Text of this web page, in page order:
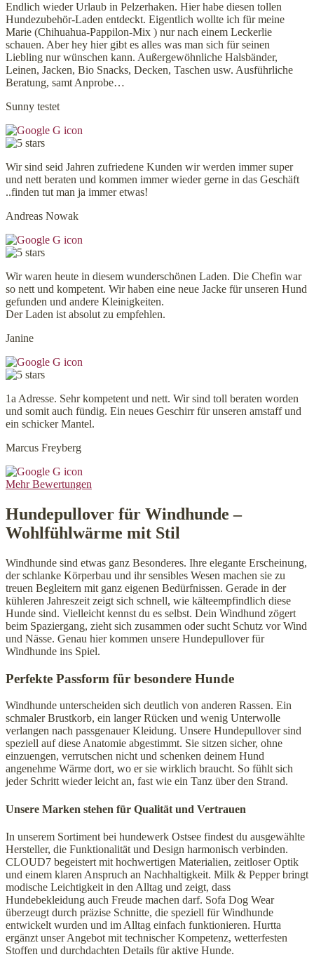
Endlich wieder Urlaub in Pelzerhaken. Hier habe diesen tollen
Hundezubehör-Laden entdeckt. Eigentlich wollte ich für meine
Marie (Chihuahua-Pappilon-Mix ) nur nach einem Leckerlie
schauen. Aber hey hier gibt es alles was man sich für seinen
Liebling nur wünschen kann. Außergewöhnliche Halsbänder,
Leinen, Jacken, Bio Snacks, Decken, Taschen usw. Ausführliche
Beratung, samt Anprobe…
Sunny testet
Wir sind seid Jahren zufriedene Kunden wir werden immer super
und nett beraten und kommen immer wieder gerne in das Geschäft
..finden tut man ja immer etwas!
Andreas Nowak
Wir waren heute in diesem wunderschönen Laden. Die Chefin war
so nett und kompetent. Wir haben eine neue Jacke für unseren Hund
gefunden und andere Kleinigkeiten.
Der Laden ist absolut zu empfehlen.
Janine
1a Adresse. Sehr kompetent und nett. Wir sind toll beraten worden
und somit auch fündig. Ein neues Geschirr für unseren amstaff und
ein schicker Mantel.
Marcus Freyberg
Mehr Bewertungen
Hundepullover für Windhunde –
Wohlfühlwärme mit Stil
Windhunde sind etwas ganz Besonderes. Ihre elegante Erscheinung,
der schlanke Körperbau und ihr sensibles Wesen machen sie zu
treuen Begleitern mit ganz eigenen Bedürfnissen. Gerade in der
kühleren Jahreszeit zeigt sich schnell, wie kälteempfindlich diese
Hunde sind. Vielleicht kennst du es selbst. Dein Windhund zögert
beim Spaziergang, zieht sich zusammen oder sucht Schutz vor Wind
und Nässe. Genau hier kommen unsere Hundepullover für
Windhunde ins Spiel.
Perfekte Passform für besondere Hunde
Windhunde unterscheiden sich deutlich von anderen Rassen. Ein
schmaler Brustkorb, ein langer Rücken und wenig Unterwolle
verlangen nach passgenauer Kleidung. Unsere Hundepullover sind
speziell auf diese Anatomie abgestimmt. Sie sitzen sicher, ohne
einzuengen, verrutschen nicht und schenken deinem Hund
angenehme Wärme dort, wo er sie wirklich braucht. So fühlt sich
jeder Schritt wieder leicht an, fast wie ein Tanz über den Strand.
Unsere Marken stehen für Qualität und Vertrauen
In unserem Sortiment bei hundewerk Ostsee findest du ausgewählte
Hersteller, die Funktionalität und Design harmonisch verbinden.
CLOUD7 begeistert mit hochwertigen Materialien, zeitloser Optik
und einem klaren Anspruch an Nachhaltigkeit. Milk & Pepper bringt
modische Leichtigkeit in den Alltag und zeigt, dass
Hundebekleidung auch Freude machen darf. Sofa Dog Wear
überzeugt durch präzise Schnitte, die speziell für Windhunde
entwickelt wurden und im Alltag einfach funktionieren. Hurtta
ergänzt unser Angebot mit technischer Kompetenz, wetterfesten
Stoffen und durchdachten Details für aktive Hunde.